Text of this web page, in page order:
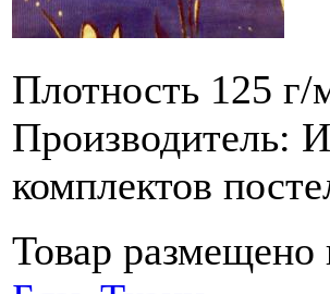
Плотность 125
Производитель:
комплектов
Товар размещено